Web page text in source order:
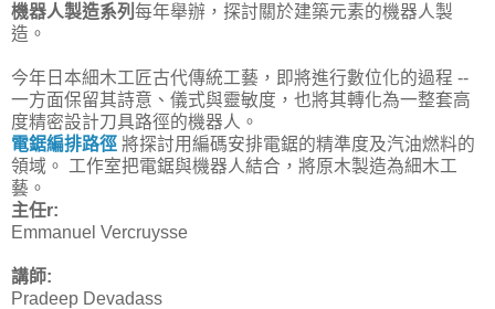
機器人製造系列 每年舉辦，探討關於建築元素的機器人製
造。
今年日本細木工匠古代傳統工藝，即將進行數位化的過程 --
一方面保留其詩意、儀式與靈敏度，也將其轉化為一整套高
度精密設計刀具路徑的機器人。
電鋸編排路徑 將探討用編碼安排電鋸的精準度及汽油燃料的
領域。 工作室把電鋸與機器人結合，將原木製造為細木工
藝。
主任r:
Emmanuel Vercruysse
講師:
Pradeep Devadass